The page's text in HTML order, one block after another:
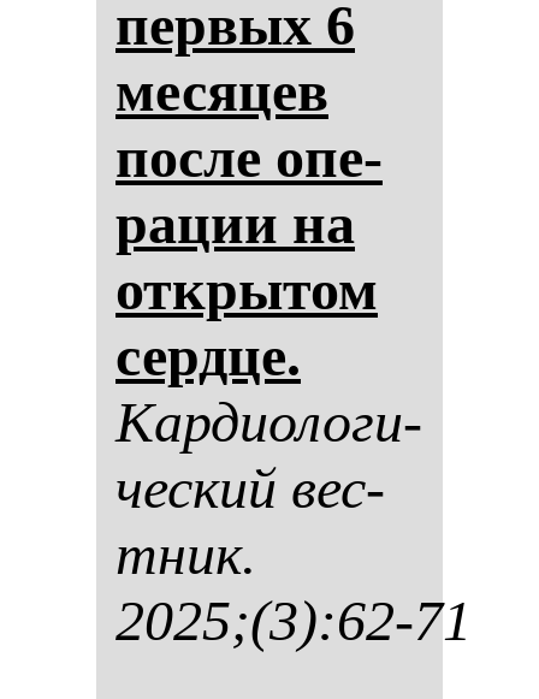
пер­вых 6
ме­ся­цев
пос­ле опе­
ра­ции на
от­кры­том
сер­дце.
Кар­ди­оло­ги­
чес­кий вес­
тник.
2025;(3):62-71